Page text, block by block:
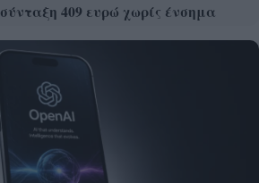
409 ευρώ χωρίς ένσημα